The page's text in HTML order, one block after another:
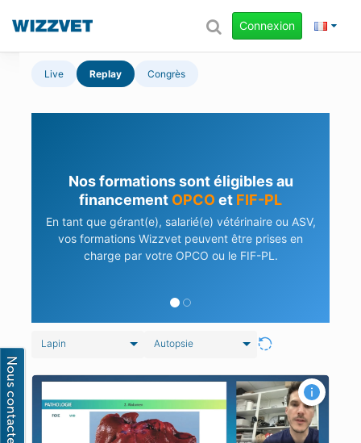
Connexion
Live Replay Congrès
Nos formations sont éligibles au
financement OPCOet FIF-PL
En tant que gérant(e), salarié(e) vétérinaire ou ASV,
vos formations Wizzvet peuvent être prises en
charge par votre OPCO ou le FIF-PL.
Lapin Autopsie